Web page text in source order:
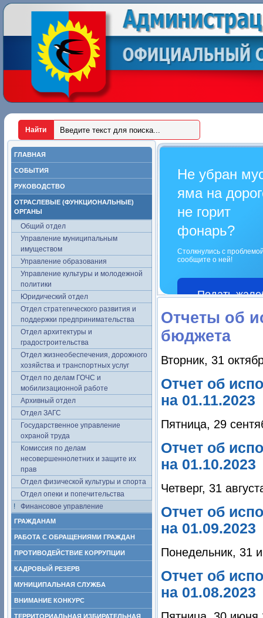
ГЛАВНАЯ
СОБЫТИЯ
РУКОВОДСТВО
ОТРАСЛЕВЫЕ (ФУНКЦИОНАЛЬНЫЕ)
ОРГАНЫ
Общий отдел
Управление муниципальным
имуществом
Управление образования
Управление культуры и молодежной
политики
Юридический отдел
Отдел стратегического развития и
поддержки предпринимательства
Отдел архитектуры и
градостроительства
Отдел жизнеобеспечения, дорожного
хозяйства и транспортных услуг
Отдел по делам ГОЧС и
мобилизационной работе
Архивный отдел
Отдел ЗАГС
Государственное управление
охраной труда
Комиссия по делам
несовершеннолетних и защите их
прав
Отдел физической культуры и спорта
Отдел опеки и попечительства
Финансовое управление
ГРАЖДАНАМ
РАБОТА С ОБРАЩЕНИЯМИ ГРАЖДАН
ПРОТИВОДЕЙСТВИЕ КОРРУПЦИИ
КАДРОВЫЙ РЕЗЕРВ
МУНИЦИПАЛЬНАЯ СЛУЖБА
ВНИМАНИЕ КОНКУРС
ТЕРРИТОРИАЛЬНАЯ ИЗБИРАТЕЛЬНАЯ
Не убран
яма на
не горит
фонарь?
Столкнулись с
сообщите о ней!
Подать
Отчеты об
бюджета
Вторник, 31
Отчет об
на 01.11.2023
Пятница, 29
Отчет об
на 01.10.2023
Четверг, 31
Отчет об
на 01.09.2023
Понедельник, 31
Отчет об
на 01.08.2023